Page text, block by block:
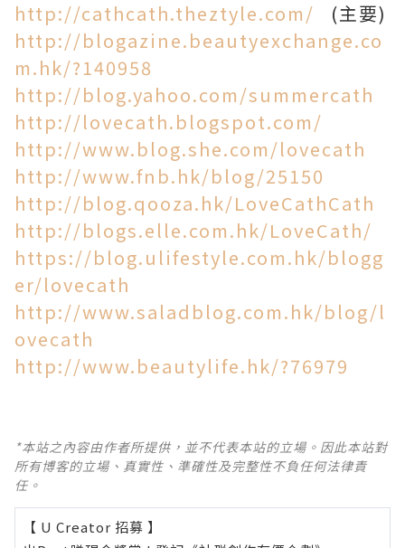
http://cathcath.theztyle.com/ (主要)
http://blogazine.beautyexchange.co
m.hk/?140958
http://blog.yahoo.com/summercath
http://lovecath.blogspot.com/
http://www.blog.she.com/lovecath
http://www.fnb.hk/blog/25150
http://blog.qooza.hk/LoveCathCath
http://blogs.elle.com.hk/LoveCath/
https://blog.ulifestyle.com.hk/blogg
er/lovecath
http://www.saladblog.com.hk/blog/l
ovecath
http://www.beautylife.hk/?76979
*本站之內容由作者所提供，並不代表本站的立場。因此本站對
所有博客的立場、真實性、準確性及完整性不負任何法律責
任。
【 U Creator 招募 】